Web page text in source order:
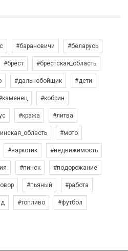
#барановичи #беларусь
#брест #брестская_область
#дальнобойщик #дети
#кобрин
#кража #литва
#мото
#наркотик #недвижимость
#пинск #подорожание
#пьяный #работа
#топливо #футбол